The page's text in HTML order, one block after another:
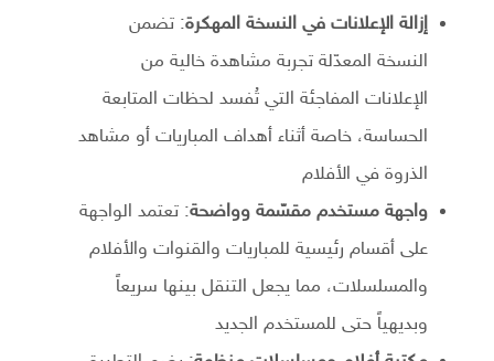
إزالة الإعلانات في النسخة المهكرة: تضمن
النسخة المعدّلة تجربة مشاهدة خالية من
الإعلانات المفاجئة التي تُفسد لحظات المتابعة
الحساسة، خاصة أثناء أهداف المباريات أو مشاهد
الذروة في الأفلام
واجهة مستخدم مقسّمة وواضحة: تعتمد الواجهة
على أقسام رئيسية للمباريات والقنوات والأفلام
والمسلسلات، مما يجعل التنقل بينها سريعاً
وبديهياً حتى للمستخدم الجديد